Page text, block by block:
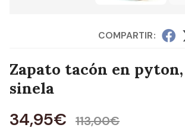
COMPARTIR:
Zapato tacón en
sinela
34,95€ 113,00€